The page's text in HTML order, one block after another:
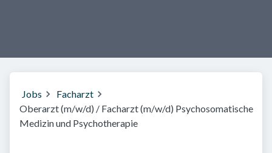
Jobs
Facharzt
Oberarzt (m/w/d) / Facharzt (m/w/d) Psychosomatische
Medizin und Psychotherapie